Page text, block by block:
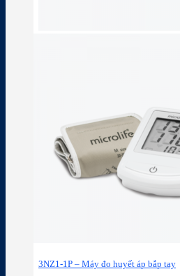
3NZ1-1P – Máy đo huyết áp bắp tay